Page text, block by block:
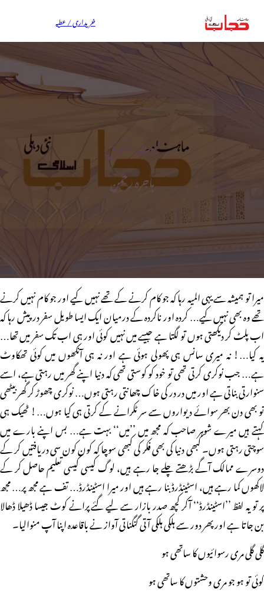
خریداری / عطیہ
نیتِ شوق
ہاجرہ رحمن
میرا تو ہمیشہ سے یہی المیہ رہا کہ جو کام کرنے کے تھے نہیں کیے اور جو کام نہیں کرنے
تھے وہ بھی نہیں کیے… کردہ اور ناکردہ کے درمیان ایک ایسا طویل سفر درپیش رہا کہ
اب پلٹ کر دیکھتی ہوں تو لگتا ہے جیسے میں نہیں کوئی اور ہی اب تک سفر میں تھا…
یہ کیا…! نہ میری سانس ہی پھولی ہوئی ہے اور نہ ہی آنکھوں میں کوئی تھکاوٹ
ہے… جب نوکری کرتی تھی تو خود کو کوستی تھی کہ دنیا اپنے گھر میں رہتی ہے، اسے
سنوارتی بناتی ہے اور میں در در کی خاک چھانتی رہتی ہوں… نوکری چھوڑ کر گھر بیٹھی
تو بھی دن بھر سوائے دیواروں سے سر ٹکرانے کے کرتی ہی کیا ہوں…! ٹھیک ہی
کہتے ہیں میرے شوہر صاحب کہ مجھ میں ’’میں‘‘ بہت ہے… بس اپنے بارے میں
سوچتی رہتی ہوں۔ کبھی دنیا کی بھی فکر کی کبھی سوچا کہ کون کون سی دریافتیں کر کے
دوسرے ممالک آگے بڑھتے چلے جا رہے ہیں، لوگ کیسی کیسی تعلیم حاصل کر کے
لاکھوں کما رہے ہیں، اسٹینڈرڈ بنا رہے ہیں اور میرا اسٹینڈرڈ… تف ہے مجھ پر… مجھ
پر تو یہ لفظ ’’اسٹینڈرڈ‘‘ آکر کچھ صدر بازار سے لیے گئے پرانے کوٹ جیسا ڈھیلا ڈھالا
بن جاتا ہے اور پھر دور سے ہلکی ہلکی آتی گنگناتی آواز نے باقاعدہ اپنا آپ منوالیا۔
گلی گلی مری رسوائیوں کا ساتھی ہو
کوئی تو ہو جو مری وحشتوں کا ساتھی ہو